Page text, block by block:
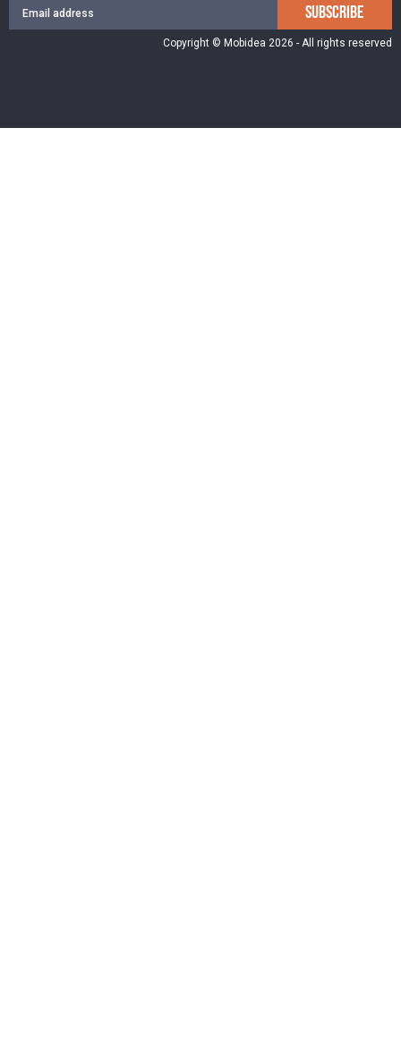
SUBSCRIBE
Copyright © Mobidea 2026 - All rights reserved